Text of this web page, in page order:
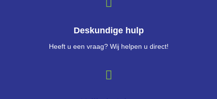
Deskundige hulp
Heeft u een vraag? Wij helpen u direct!